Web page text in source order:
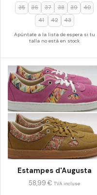
35 36 37 38 39
40
41
42 43
Apúntate a la lista de espera si tu
talla no está en stock
Estampes d'Augusta
58,99€ TVA incluse